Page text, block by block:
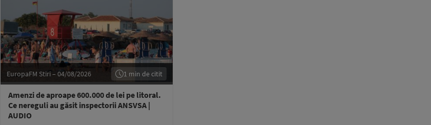
EuropaFM Stiri – 04/08/2026 1 min de citit
Amenzi de aproape 600.000 de lei pe litoral.
Ce nereguli au găsit inspectorii ANSVSA |
AUDIO